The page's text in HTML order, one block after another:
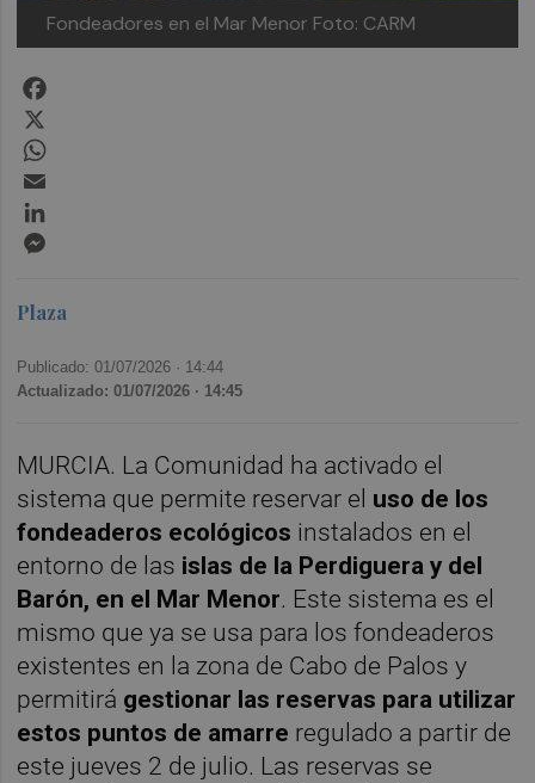
Fondeadores en el Mar Menor Foto: CARM
Plaza
Publicado: 01/07/2026 · 14:44
Actualizado: 01/07/2026 · 14:45
MURCIA. La Comunidad ha activado el
sistema que permite reservar el uso de los
fondeaderos ecológicos instalados en el
entorno de las islas de la Perdiguera y del
Barón, en el Mar Menor. Este sistema es el
mismo que ya se usa para los fondeaderos
existentes en la zona de Cabo de Palos y
permitirá gestionar las reservas para utilizar
estos puntos de amarre regulado a partir de
este jueves 2 de julio. Las reservas se